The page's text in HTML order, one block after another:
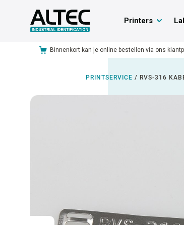
Printers
Binnenkort kan je online bestellen via ons
PRINTSERVICE / RVS-316